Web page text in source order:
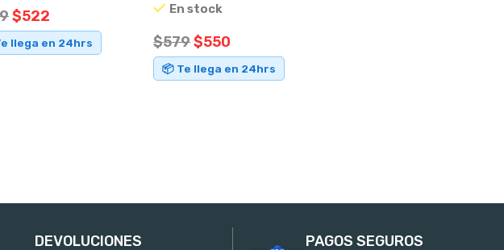
$522
llega en 24hrs
En stock
$579$550
📦 Te llega en 24hrs
DEVOLUCIONES PAGOS SEGUROS